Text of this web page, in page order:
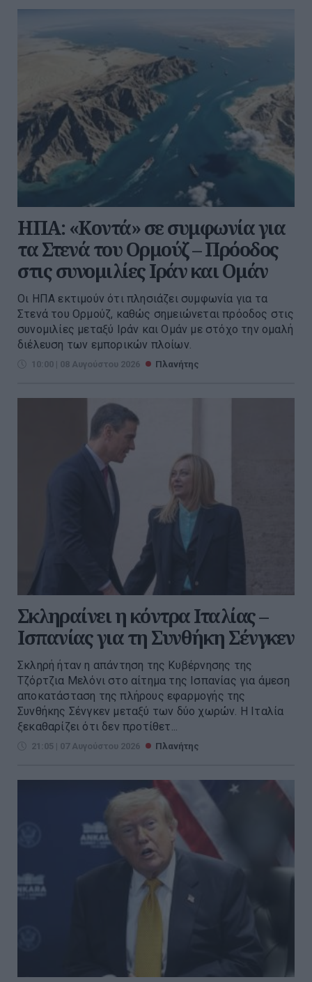
ΗΠΑ: «Κοντά» σε συμφωνία για
τα Στενά του Ορμούζ – Πρόοδος
στις συνομιλίες Ιράν και Ομάν
Οι ΗΠΑ εκτιμούν ότι πλησιάζει συμφωνία για τα
Στενά του Ορμούζ, καθώς σημειώνεται πρόοδος στις
συνομιλίες μεταξύ Ιράν και Ομάν με στόχο την ομαλή
διέλευση των εμπορικών πλοίων.
10:00 | 08 Αυγούστου 2026 Πλανήτης
Σκληραίνει η κόντρα Ιταλίας –
Ισπανίας για τη Συνθήκη Σένγκεν
Σκληρή ήταν η απάντηση της Κυβέρνησης της
Τζόρτζια Μελόνι στο αίτημα της Ισπανίας για άμεση
αποκατάσταση της πλήρους εφαρμογής της
Συνθήκης Σένγκεν μεταξύ των δύο χωρών. Η Ιταλία
ξεκαθαρίζει ότι δεν προτίθετ...
21:05 | 07 Αυγούστου 2026 Πλανήτης